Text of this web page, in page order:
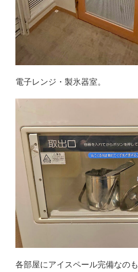
電子レンジ・製氷器室。
各部屋にアイスペール完備なのも